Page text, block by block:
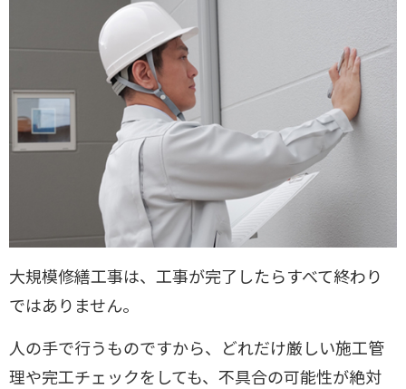
大規模修繕工事は、工事が完了したらすべて終わり
ではありません。
人の手で行うものですから、どれだけ厳しい施工管
理や完工チェックをしても、不具合の可能性が絶対